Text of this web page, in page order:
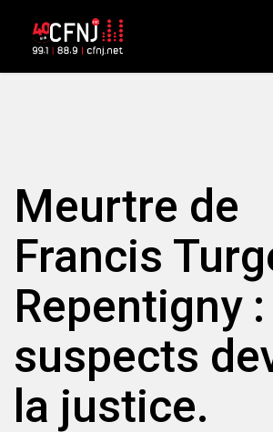
Meurtre de
Francis
Repentigny
suspects
la justice.